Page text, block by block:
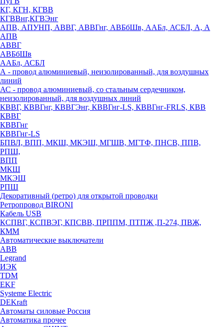
КГ, КГН, КГВВ
КГВВнг,КГВЭнг
АПВ, АПУНП, АВВГ, АВВГнг, АВБбШв, ААБл, АСБЛ, А, А
АПВ
АВВГ
АВБбШв
ААБл, АСБЛ
А - провод алюминиевый, неизолированный, для воздушных
линий
АС - провод алюминиевый, со стальным сердечником,
неизолированный, для воздушных линий
КВВГ, КВВГнг, КВВГЭнг, КВВГнг-LS, КВВГнг-FRLS, КВВ
КВВГ
КВВГнг
КВВГнг-LS
БПВЛ, ВПП, МКШ, МКЭШ, МГШВ, МГТФ, ПНСВ, ППВ,
РПШ,
ВПП
МКШ
МКЭШ
РПШ
Декоративный (ретро) для открытой проводки
Ретропровод BIRONI
Кабель USB
КСПВГ, КСПВЭГ, КПСВВ, ПРППМ, ПТПЖ ,П-274, ПВЖ,
КММ
Автоматические выключатели
ABB
Legrand
ИЭК
TDM
EKF
Systeme Electric
DEKraft
Автоматы силовые Россия
Автоматика прочее